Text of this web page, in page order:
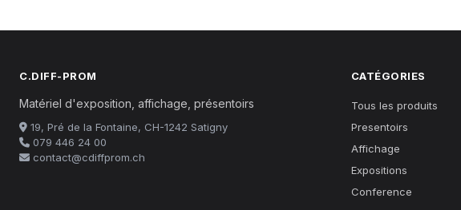
C.DIFF-PROM
Matériel d'exposition, affichage, présentoirs
19, Pré de la Fontaine, CH-1242 Satigny
079 446 24 00
contact@cdiffprom.ch
CATÉGORIES
Tous les produits
Presentoirs
Affichage
Expositions
Conference